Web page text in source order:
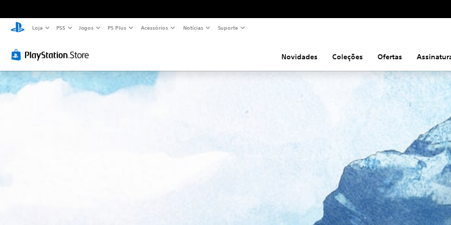
Loja PS5 Jogos PS Plus Acessórios Notícias Suporte
Novidades Coleções Ofertas